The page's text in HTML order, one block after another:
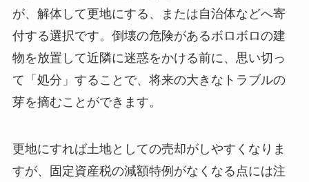
が、解体して更地にする、または自治体などへ寄
付する選択です。倒壊の危険があるボロボロの建
物を放置して近隣に迷惑をかける前に、思い切っ
て「処分」することで、将来の大きなトラブルの
芽を摘むことができます。
更地にすれば土地としての売却がしやすくなりま
すが、固定資産税の減額特例がなくなる点には注